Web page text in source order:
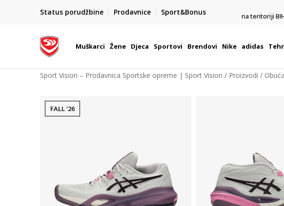
Status porudžbine Prodavnice Sport&Bonus
POZOVITE NAS NA : 055/490-400
Pon-Pet od 9h - 16h
na teritoriji
Muškarci Žene Djeca Sportovi Brendovi Nike adidas
Sport Vision – Prodavnica Sportske opreme | Sport Vision Proizvodi Obuća
FALL '26